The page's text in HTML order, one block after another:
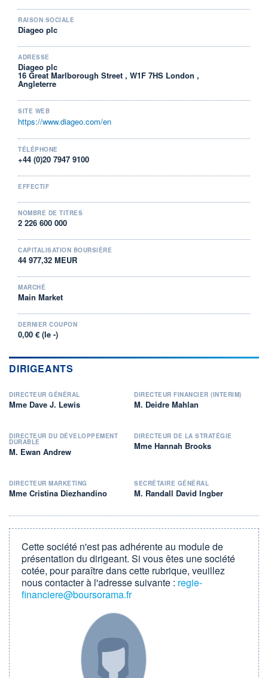
19,435 19,160
+ HAUT
21,110
478 346
VALORISATION
44 977 MEUR
DERNIER ÉCHANGE
BAISSE
36,731
RENDEMENT
ESTIMÉ 2026
-
PER ESTIMÉ
DERNIER
DIVIDENDE
DATE
-
PROCHAIN
DIVIDENDE
ÉLIGIBILITÉ
Non éligible
La répartition géographique du CA est la suivante : Europe
(23,8%), Amérique du Nord (39,4%), Asie-Pacifique (18%),
Amérique latine et Caraïbes (9,1%), Afrique (9,1%) et autres
(0,6%).
RAISON SOCIALE
Diageo plc
ADRESSE
Diageo plc
16 Great Marlborough Street , W1F 7HS London ,
Angleterre
SITE WEB
https://www.diageo.com/en
TÉLÉPHONE
+44 (0)20 7947 9100
EFFECTIF
NOMBRE DE TITRES
2 226 600 000
CAPITALISATION BOURSIÈRE
44 977,32 MEUR
MARCHÉ
Main Market
DERNIER COUPON
0,00 € (le -)
DIRIGEANTS
DIRECTEUR GÉNÉRAL
Mme Dave J. Lewis
DIRECTEUR FINANCIER (INTERIM)
M. Deidre Mahlan
DIRECTEUR DU DÉVELOPPEMENT
DURABLE
M. Ewan Andrew
DIRECTEUR DE LA STRATÉGIE
Mme Hannah Brooks
DIRECTEUR MARKETING
Mme Cristina Diezhandino
SECRÉTAIRE GÉNÉRAL
M. Randall David Ingber
Cette société n'est pas adhérente au module de
présentation du dirigeant. Si vous êtes une société
cotée, pour paraître dans cette rubrique, veuillez
nous contacter à l'adresse suivante : regie-
financiere@boursorama.fr